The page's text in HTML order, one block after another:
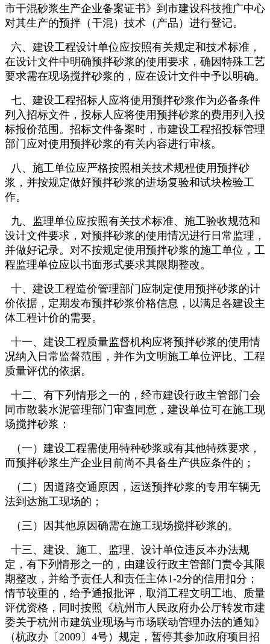
市干混砂浆生产企业备案证书》到市建设科技推广中心
对其生产的预拌（干混）技术（产品）进行登记。
六、建设工程设计单位应按照有关规定和技术标准，
在设计文件中明确预拌砂浆的使用要求，确因特殊工艺
要求需在现场搅拌砂浆的，应在设计文件中予以明确。
七、建设工程招标人应将使用预拌砂浆作为必备条件
列入招标文件，投标人应将使用预拌砂浆的费用列入投
标报价范围。招标文件备案时，市建设工程招投标管理
部门应对使用预拌砂浆的有关内容进行审核。
八、施工单位应严格按照相关技术规程使用预拌砂
浆，并按规定做好预拌砂浆的进场复验和试块检验工
作。
九、监理单位应按照有关技术标准、施工验收规范和
设计文件要求，对预拌砂浆的使用情况进行日常监理，
并做好记录。对不按规定使用预拌砂浆的施工单位，工
程监理单位应以书面形式要求其限期整改。
十、建设工程造价管理部门应制定使用预拌砂浆的计
价依据，定期发布预拌砂浆价格信息，以满足各建设主
体工程计价的需要。
十一、建设工程质量监督机构应将预拌砂浆的使用情
况纳入日常监督范围，并作为文明施工单位评比、工程
质量评优的依据。
十二、有下列情形之一的，经市建设行政主管部门会
同市散装水泥管理部门审查同意，建设单位可在施工现
场搅拌砂浆：
（一）建设工程需使用特种砂浆或有其他特殊要求，
而预拌砂浆生产企业目前尚不具备生产供应条件的；
（二）因道路交通原因，运送预拌砂浆的专用车辆无
法到达施工现场的；
（三）因其他原因确需在施工现场搅拌砂浆的。
十三、建设、施工、监理、设计单位违反本办法规
定，有下列情形之一的，由建设行政主管部门责令其限
期整改，并给予责任人和责任主体1-2分的信用扣分；
情节较重的，给予通报批评，取消工程文明工地、质量
评优资格，同时按照《杭州市人民政府办公厅转发市建
委关于杭州市建筑业现场与市场联动管理办法的通知》
（杭政办〔2009〕4号）规定，暂停其参加政府项目招